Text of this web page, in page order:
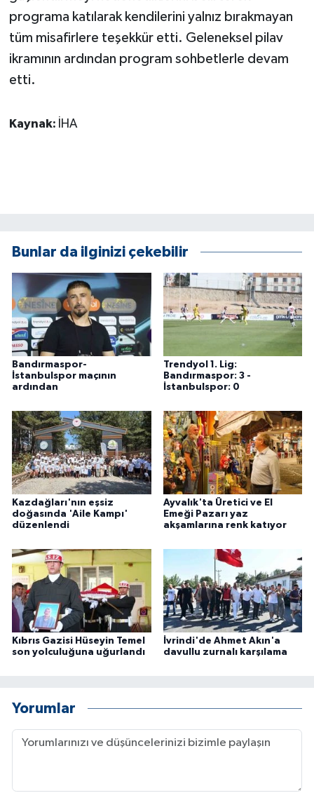
programa katılarak kendilerini yalnız bırakmayan
tüm misafirlere teşekkür etti. Geleneksel pilav
ikramının ardından program sohbetlerle devam
etti.
Kaynak: İHA
Bunlar da ilginizi çekebilir
Bandırmaspor-
İstanbulspor maçının
ardından
Trendyol 1. Lig:
Bandırmaspor: 3 -
İstanbulspor: 0
Kazdağları'nın eşsiz
doğasında 'Aile Kampı'
düzenlendi
Ayvalık'ta Üretici ve El
Emeği Pazarı yaz
akşamlarına renk katıyor
Kıbrıs Gazisi Hüseyin Temel
son yolculuğuna uğurlandı
İvrindi'de Ahmet Akın'a
davullu zurnalı karşılama
Yorumlar